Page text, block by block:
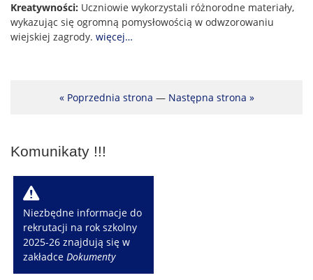
Kreatywności: Uczniowie wykorzystali różnorodne materiały,
wykazując się ogromną pomysłowością w odwzorowaniu
wiejskiej zagrody. więcej…
« Poprzednia strona — Następna strona »
Komunikaty !!!
W
Niezbędne informacje do
rekrutacji na rok szkolny
2025-26 znajdują się w
zakładceDokumenty